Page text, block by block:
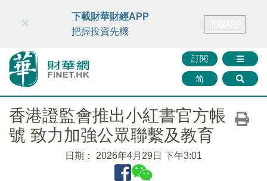
財華智庫網 FINTV FINMETA 財華證券 媒體矩陣
訂閱
简
×
下載財華財經APP
把握投資先機
香港證監會推出小紅書官方帳
號 致力加強公眾聯繫及教育
日期： 2026年4月29日 下午3:01